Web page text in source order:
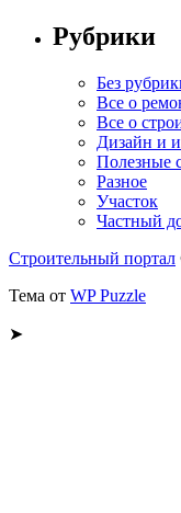
Рубрики
Без
Все о
Все о
Дизайн и
Полезные
Разное
Участок
Частный
Строительный портал
Тема от WP Puzzle
➤